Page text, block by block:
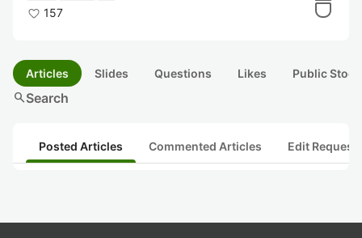
157
Articles Slides Questions Likes Public
searchSearch
Posted Articles Commented Articles Edit